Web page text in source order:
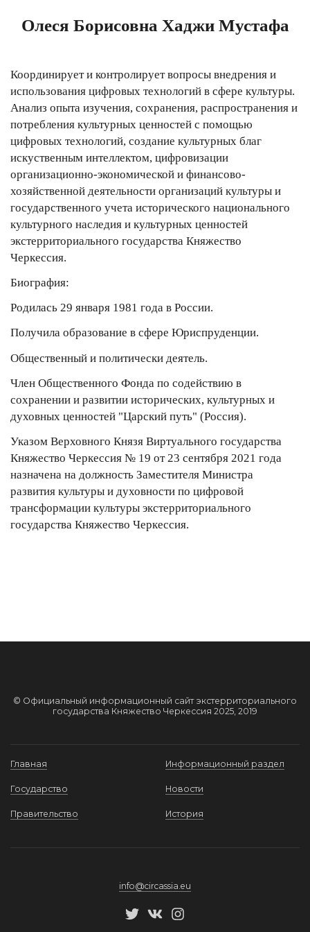
Олеся Борисовна Хаджи Мустафа
Координирует и контролирует вопросы внедрения и
использования цифровых технологий в сфере культуры.
Анализ опыта изучения, сохранения, распространения и
потребления культурных ценностей с помощью
цифровых технологий, создание культурных благ
искуственным интеллектом, цифровизации
организационно-экономической и финансово-
хозяйственной деятельности организаций культуры и
государственного учета исторического национального
культурного наследия и культурных ценностей
экстерриториального государства Княжество
Черкессия.
Биография:
Родилась 29 января 1981 года в России.
Получила образование в сфере Юриспруденции.
Общественный и политически деятель.
Член Общественного Фонда по содействию в
сохранении и развитии исторических, культурных и
духовных ценностей "Царский путь" (Россия).
Указом Верховного Князя Виртуального государства
Княжество Черкессия № 19 от 23 сентября 2021 года
назначена на должность Заместителя Министра
развития культуры и духовности по цифровой
трансформации культуры экстерриториального
государства Княжество Черкессия.
© Официальный информационный сайт экстерриториального
государства Княжество Черкессия 2025, 2019
Главная
Государство
Правительство
Информационный раздел
Новости
История
info@circassia.eu